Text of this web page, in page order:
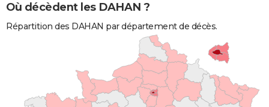
Où décèdent les DAHAN ?
Répartition des DAHAN par département de décès.